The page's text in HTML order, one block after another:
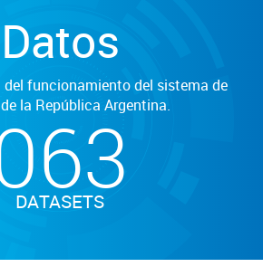
Datos
del funcionamiento del sistema de
la República Argentina.
DATASETS